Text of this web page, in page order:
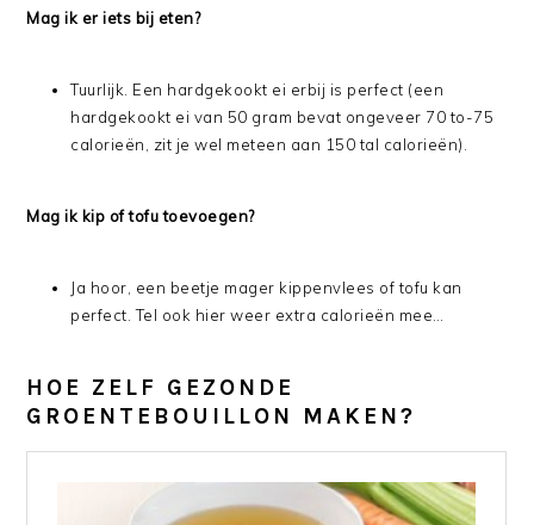
Mag ik er iets bij eten?
Tuurlijk. Een hardgekookt ei erbij is perfect (een
hardgekookt ei van 50 gram bevat ongeveer 70 to-75
calorieën, zit je wel meteen aan 150 tal calorieën).
Mag ik kip of tofu toevoegen?
Ja hoor, een beetje mager kippenvlees of tofu kan
perfect. Tel ook hier weer extra calorieën mee…
HOE ZELF GEZONDE
GROENTEBOUILLON MAKEN?